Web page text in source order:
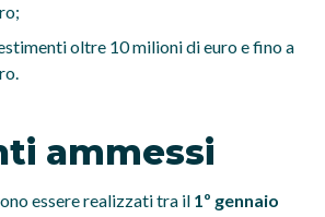
oltre 10 milioni di euro e fino a
ammessi
essere realizzati tra il 1º gennaio